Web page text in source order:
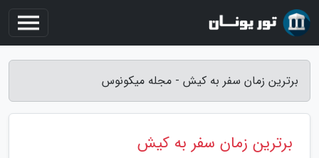
برترین زمان سفر به کیش - مجله میکونوس
برترین زمان سفر به کیش